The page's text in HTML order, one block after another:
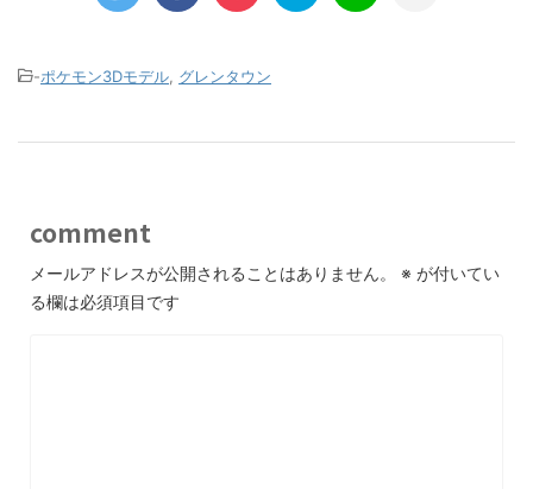
-ポケモン3Dモデル, グレンタウン
comment
メールアドレスが公開されることはありません。 ※ が付いてい
る欄は必須項目です